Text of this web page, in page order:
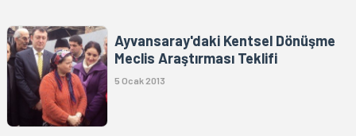
Ayvansaray'daki Kentsel Dönüşme
Meclis Araştırması Teklifi
5 Ocak 2013